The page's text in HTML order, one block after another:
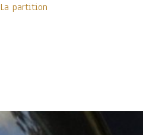
La partition